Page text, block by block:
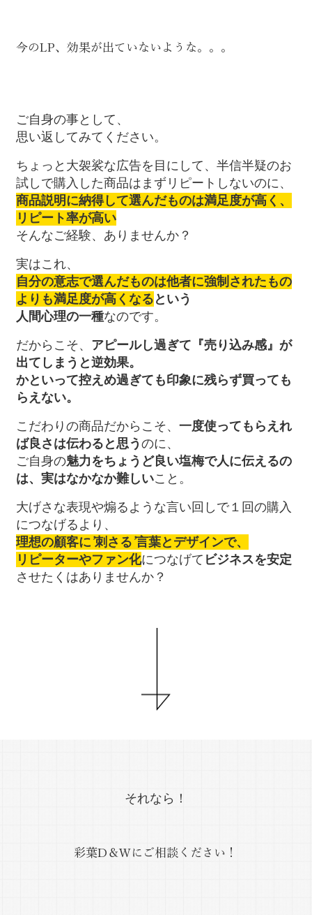
今のLP、効果が出ていないような。。。
ご自身の事として、
思い返してみてください。
ちょっと大袈裟な広告を目にして、半信半疑のお
試しで購入した商品はまずリピートしないのに、
商品説明に納得して選んだものは満足度が高く、
リピート率が高い
そんなご経験、ありませんか？
実はこれ、
自分の意志で選んだものは他者に強制されたもの
よりも満足度が高くなるという
人間心理の一種なのです。
だからこそ、 アピールし過ぎて『売り込み感』が
出てしまうと逆効果。
かといって控えめ過ぎても印象に残らず買っても
らえない。
こだわりの商品だからこそ、一度使ってもらえれ
ば良さは伝わると思うのに、
ご自身の魅力をちょうど良い塩梅で人に伝えるの
は、実はなかなか難しいこと。
大げさな表現や煽るような言い回しで１回の購入
につなげるより、
理想の顧客に’刺さる’言葉とデザインで、
リピーターやファン化につなげて ビジネスを安定
させたくはありませんか？
それなら！
彩葉D＆Wにご相談ください！